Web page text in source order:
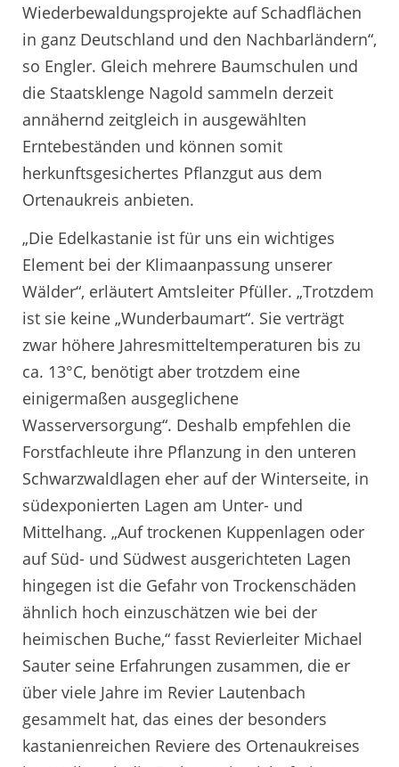
Wiederbewaldungsprojekte auf Schadflächen
in ganz Deutschland und den Nachbarländern“,
so Engler. Gleich mehrere Baumschulen und
die Staatsklenge Nagold sammeln derzeit
annähernd zeitgleich in ausgewählten
Erntebeständen und können somit
herkunftsgesichertes Pflanzgut aus dem
Ortenaukreis anbieten.
„Die Edelkastanie ist für uns ein wichtiges
Element bei der Klimaanpassung unserer
Wälder“, erläutert Amtsleiter Pfüller. „Trotzdem
ist sie keine „Wunderbaumart“. Sie verträgt
zwar höhere Jahresmitteltemperaturen bis zu
ca. 13°C, benötigt aber trotzdem eine
einigermaßen ausgeglichene
Wasserversorgung“. Deshalb empfehlen die
Forstfachleute ihre Pflanzung in den unteren
Schwarzwaldlagen eher auf der Winterseite, in
südexponierten Lagen am Unter- und
Mittelhang. „Auf trockenen Kuppenlagen oder
auf Süd- und Südwest ausgerichteten Lagen
hingegen ist die Gefahr von Trockenschäden
ähnlich hoch einzuschätzen wie bei der
heimischen Buche,“ fasst Revierleiter Michael
Sauter seine Erfahrungen zusammen, die er
über viele Jahre im Revier Lautenbach
gesammelt hat, das eines der besonders
kastanienreichen Reviere des Ortenaukreises